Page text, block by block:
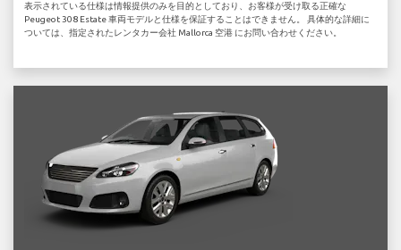
表示されている仕様は情報提供のみを目的としており、お客様が受け取る正確な
Peugeot 308 Estate 車両モデルと仕様を保証することはできません。 具体的な詳細に
ついては、指定されたレンタカー会社 Mallorca 空港 にお問い合わせください。